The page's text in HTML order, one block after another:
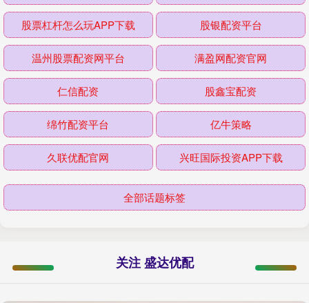
股票杠杆怎么玩APP下载 股银配资平台
温州股票配资网平台 满盈网配资官网
仁信配资 股鑫宝配资
绵竹配资平台 亿牛策略
久联优配官网 兴旺国际投资APP下载
全部话题标签
关注 盛达优配